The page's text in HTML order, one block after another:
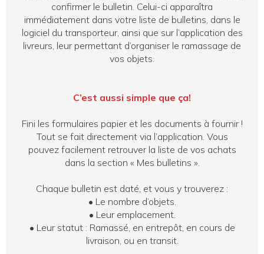
confirmer le bulletin. Celui-ci apparaîtra
immédiatement dans votre liste de bulletins, dans le
logiciel du transporteur, ainsi que sur l’application des
livreurs, leur permettant d’organiser le ramassage de
vos objets.
C’est aussi simple que ça!
Fini les formulaires papier et les documents à fournir !
Tout se fait directement via l’application. Vous
pouvez facilement retrouver la liste de vos achats
dans la section « Mes bulletins ».
Chaque bulletin est daté, et vous y trouverez :
• Le nombre d’objets.
• Leur emplacement.
• Leur statut : Ramassé, en entrepôt, en cours de
livraison, ou en transit.